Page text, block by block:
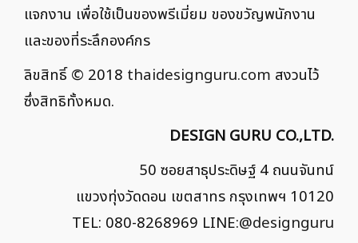
แจกงาน เพื่อใช้เป็นของพรีเมี่ยม ของขวัญพนักงาน
และของที่ระลึกองค์กร
ลิขสิทธิ์ © 2018 thaidesignguru.com สงวนไว้
ซึ่งสิทธิทั้งหมด.
DESIGN GURU CO.,LTD.
50 ซอยสาธุประดิษฐ์ 4 ถนนจันทน์
แขวงทุ่งวัดดอน เขตสาทร กรุงเทพฯ 10120
TEL: 080-8268969 LINE:@designguru